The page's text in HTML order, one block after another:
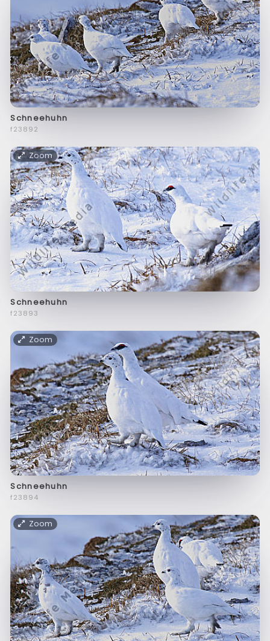
Schneehuhn
f23892
Zoom
Schneehuhn
f23893
Zoom
Schneehuhn
f23894
Zoom